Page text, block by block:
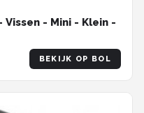
- Mini - Klein -
BEKIJK OP BOL